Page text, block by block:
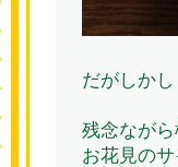
だがしかし
残念なが
お花見の